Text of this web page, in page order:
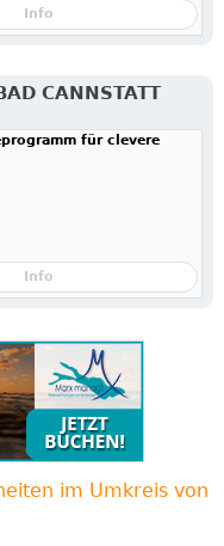
Info
CANNSTATT
für clevere
Info
im Umkreis von